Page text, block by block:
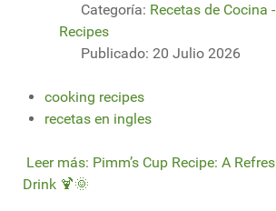
Categoría: Recetas de Cocina
Recipes
Publicado: 20 Julio 2026
cooking recipes
recetas en ingles
Leer más: Pimm’s Cup Recipe: A
Drink 🍹🌞